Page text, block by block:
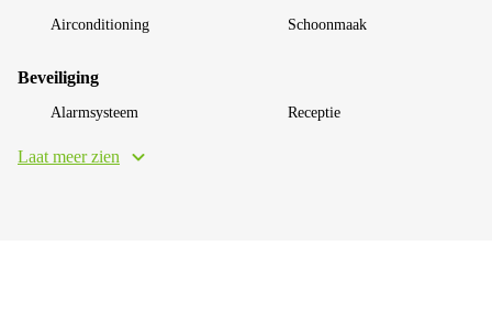
Airconditioning Schoonmaak
Beveiliging
Alarmsysteem Receptie
Laat meer zien